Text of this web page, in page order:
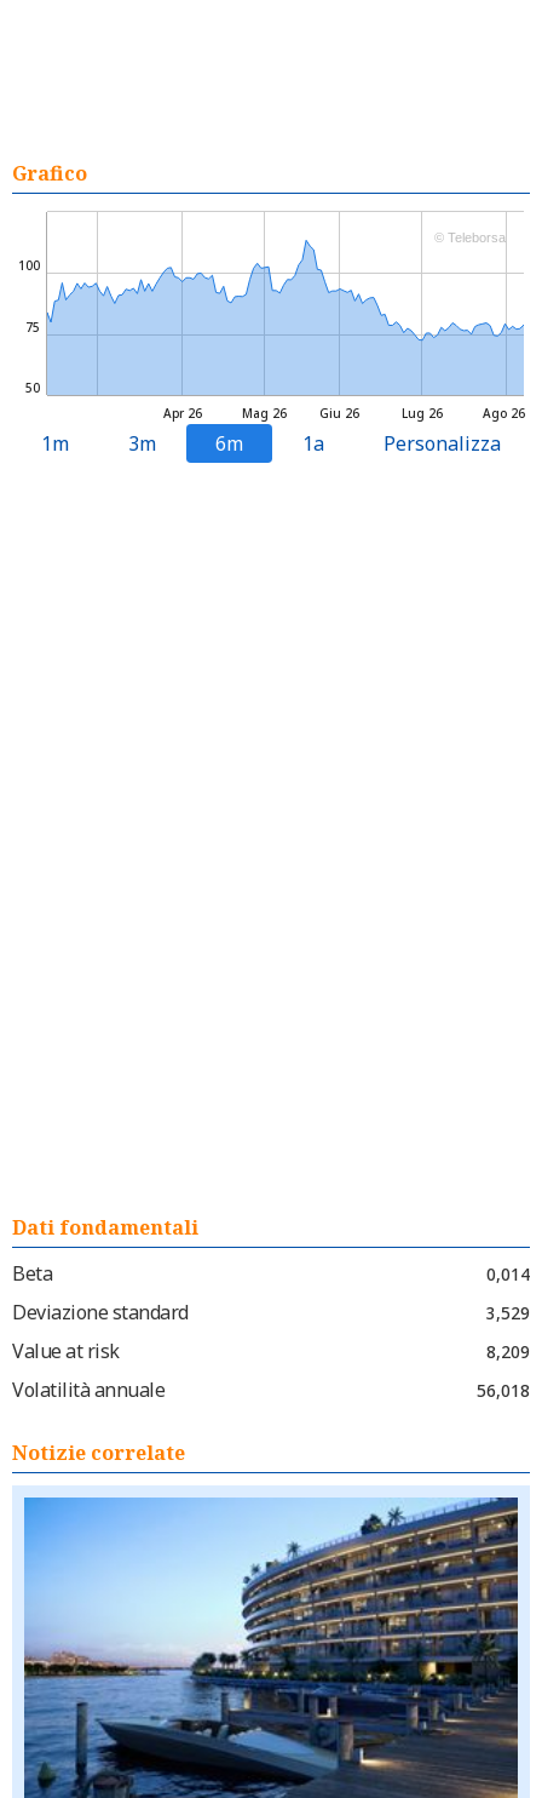
Grafico
Mag 26 Lug 26
Apr 26 Giu 26 Ago 26
50
75
100
© Teleborsa
1m 3m 6m 1a Personalizza
Dati fondamentali
Beta
0,014
Deviazione standard 3,529
Value at risk 8,209
Volatilità annuale 56,018
Notizie correlate